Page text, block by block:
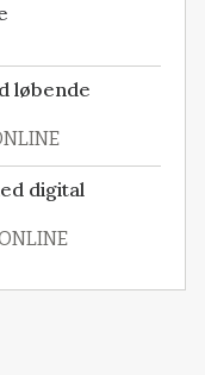
løbende
digital